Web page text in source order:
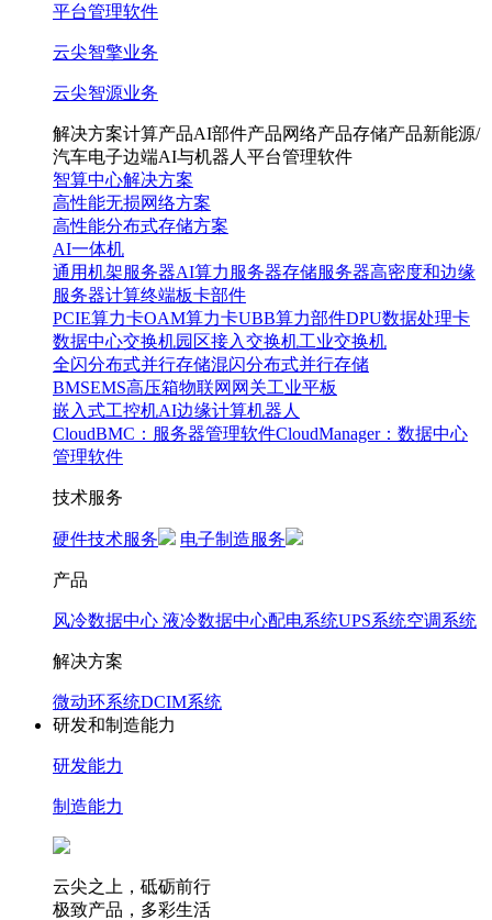
平台管理软件
云尖智擎业务
云尖智源业务
解决方案计算产品AI部件产品网络产品存储产品新能源/
汽车电子边端AI与机器人 平台管理软件
智算中心解决方案
高性能无损网络方案
高性能分布式存储方案
AI一体机
通用机架服务器AI算力服务器存储服务器高密度和边缘
服务器计算终端板卡部件
PCIE算力卡OAM算力卡UBB算力部件DPU数据处理卡
数据中心交换机园区接入交换机工业交换机
全闪分布式并行存储混闪分布式并行存储
BMSEMS高压箱物联网网关工业平板
嵌入式工控机AI边缘计算机器人
CloudBMC：服务器管理软件CloudManager：数据中心
管理软件
技术服务
硬件技术服务 电子制造服务
产品
风冷数据中心 液冷数据中心配电系统UPS系统空调系统
解决方案
微动环系统DCIM系统
研发和制造能力
研发能力
制造能力
云尖之上，砥砺前行
极致产品，多彩生活